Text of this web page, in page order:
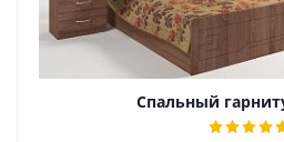
Спальный